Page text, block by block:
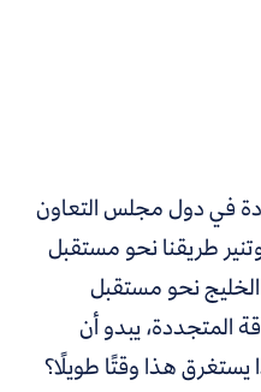
في دول مجلس التعاون
طريقنا نحو مستقبل
نحو مستقبل
المتجددة، يبدو أن
يستغرق هذا وقتًا طويلًا؟